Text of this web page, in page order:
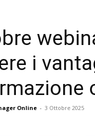
i
Online - 3 Ottobre 2025